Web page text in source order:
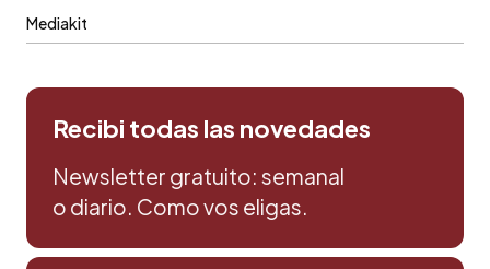
Mediakit
Recibi todas las novedades
Newsletter gratuito: semanal
o diario. Como vos eligas.